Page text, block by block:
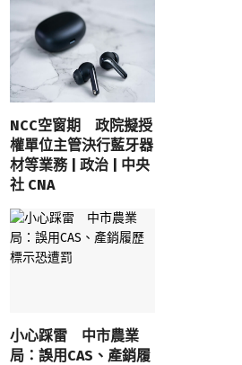
NCC空窗期 政院擬授
權單位主管決行藍牙器
材等業務 | 政治 | 中央
社 CNA
小心踩雷 中市農業
局：誤用CAS、產銷履